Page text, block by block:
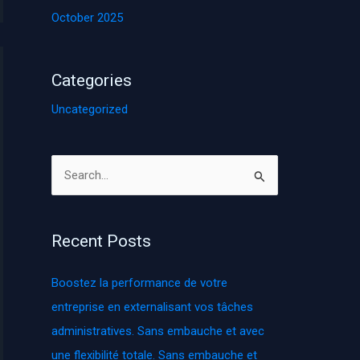
October 2025
Categories
Uncategorized
r
c
Recent Posts
Boostez la performance de votre
entreprise en externalisant vos tâches
administratives. Sans embauche et avec
une flexibilité totale. Sans embauche et